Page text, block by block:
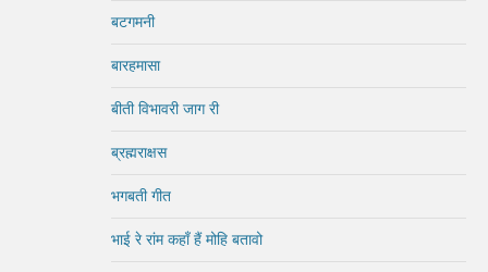
बटगमनी
बारहमासा
बीती विभावरी जाग री
ब्रह्मराक्षस
भगबती गीत
भाई रे रांम कहाँ हैं मोहि बतावो